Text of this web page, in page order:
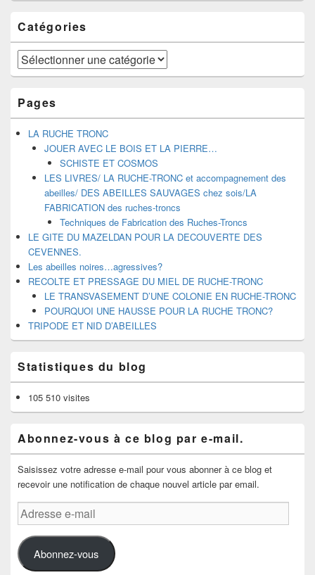
Catégories
Catégories
Pages
LA RUCHE TRONC
JOUER AVEC LE BOIS ET LA PIERRE…
SCHISTE ET COSMOS
LES LIVRES/ LA RUCHE-TRONC et accompagnement des
abeilles/ DES ABEILLES SAUVAGES chez sois/LA
FABRICATION des ruches-troncs
Techniques de Fabrication des Ruches-Troncs
LE GITE DU MAZELDAN POUR LA DECOUVERTE DES
CEVENNES.
Les abeilles noires…agressives?
RECOLTE ET PRESSAGE DU MIEL DE RUCHE-TRONC
LE TRANSVASEMENT D’UNE COLONIE EN RUCHE-TRONC
POURQUOI UNE HAUSSE POUR LA RUCHE TRONC?
TRIPODE ET NID D’ABEILLES
Statistiques du blog
105 510 visites
Abonnez-vous à ce blog par e-mail.
Saisissez votre adresse e-mail pour vous abonner à ce blog et
recevoir une notification de chaque nouvel article par email.
Adresse
e-
mail
Abonnez-vous